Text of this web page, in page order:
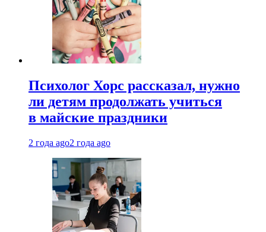
Психолог Хорс рассказал, нужно
ли детям продолжать учиться
в майские праздники
2 года ago2 года ago